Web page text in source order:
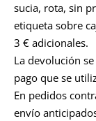
sucia, rota, sin
etiqueta sobre
3 € adicionales.
La devolución
pago que se
En pedidos
envío